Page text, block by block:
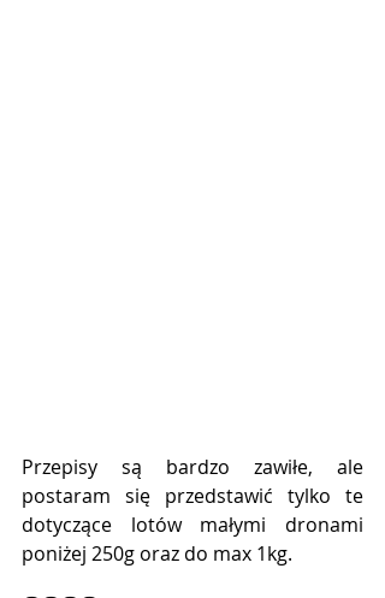
Przepisy są bardzo zawiłe, ale
postaram się przedstawić tylko te
dotyczące lotów małymi dronami
poniżej 250g oraz do max 1kg.